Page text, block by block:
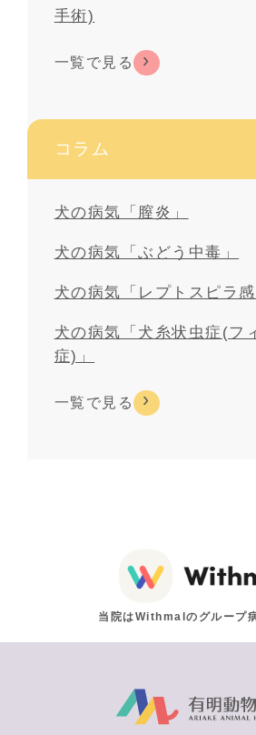
手術)
一覧で見る
コラム
犬の病気「膣炎」
犬の病気「ぶどう中毒」
犬の病気「レプトスピラ感
犬の病気「犬糸状虫症(フ
症)」
一覧で見る
当院はWithmalのグループ